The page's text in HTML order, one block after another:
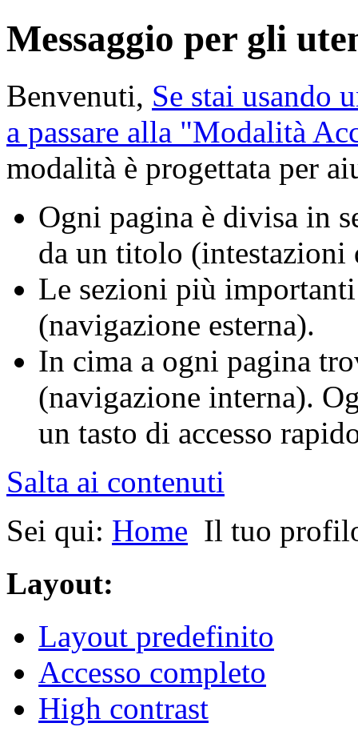
Messaggio per gli
Benvenuti, Se stai usando
a passare alla "Modalità
modalità è progettata per
Ogni pagina è divisa in
da un titolo (intestazioni
Le sezioni più
(navigazione esterna).
In cima a ogni pagina
(navigazione interna).
un tasto di accesso
Salta ai contenuti
Sei qui: Home Il tuo
Layout:
Layout predefinito
Accesso completo
High contrast